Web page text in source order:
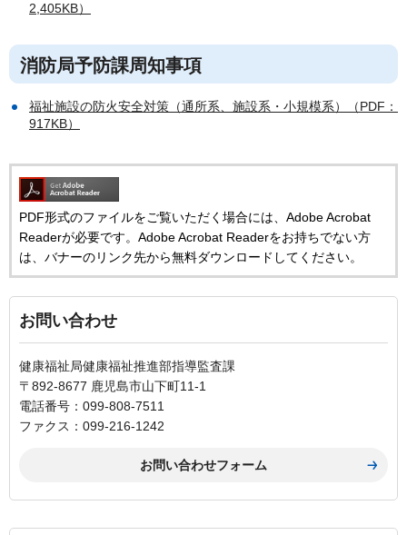
2,405KB）
消防局予防課周知事項
福祉施設の防火安全対策（通所系、施設系・小規模系）（PDF：
917KB）
PDF形式のファイルをご覧いただく場合には、Adobe Acrobat
Readerが必要です。Adobe Acrobat Readerをお持ちでない方
は、バナーのリンク先から無料ダウンロードしてください。
お問い合わせ
健康福祉局健康福祉推進部指導監査課
〒892-8677 鹿児島市山下町11-1
電話番号：099-808-7511
ファクス：099-216-1242